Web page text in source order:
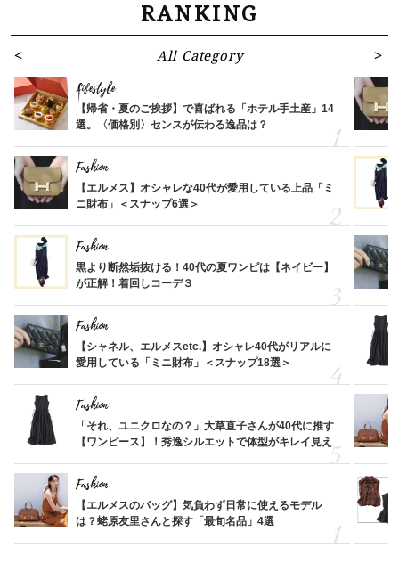
RANKING
All Category
Lifestyle
【帰省・夏のご挨拶】で喜ばれる「ホテル手土産」14
選。〈価格別〉センスが伝わる逸品は？
Fashion
【エルメス】オシャレな40代が愛用している上品「ミ
ニ財布」＜スナップ6選＞
Fashion
黒より断然垢抜ける！40代の夏ワンピは【ネイビー】
が正解！着回しコーデ３
Fashion
【シャネル、エルメスetc.】オシャレ40代がリアルに
愛用している「ミニ財布」＜スナップ18選＞
Fashion
「それ、ユニクロなの？」大草直子さんが40代に推す
【ワンピース】！秀逸シルエットで体型がキレイ見え
Fashion
【エルメスのバッグ】気負わず日常に使えるモデル
は？蛯原友里さんと探す「最旬名品」4選